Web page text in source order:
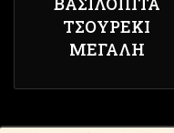
ΤΣΟΥΡΈΚΙ
ΜΕΓΆΛΗ